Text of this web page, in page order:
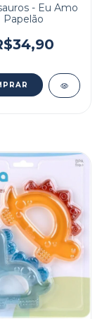
- Eu Amo
Papelão